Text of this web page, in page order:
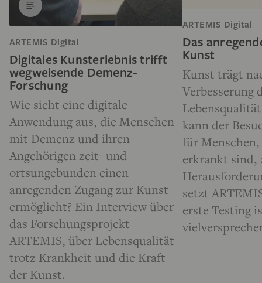
ARTEMIS Digital
Digitales Kunsterlebnis trifft
wegweisende Demenz-
Forschung
Wie sieht eine digitale
Anwendung aus, die Menschen
mit Demenz und ihren
Angehörigen zeit- und
ortsungebunden einen
anregenden Zugang zur Kunst
ermöglicht? Ein Interview über
das Forschungsprojekt
ARTEMIS, über Lebensqualität
trotz Krankheit und die Kraft
der Kunst.
ARTEMIS Digital
Das
Kunst
Kunst trägt
Verbesserung
kann der
für
erkrankt sind,
setzt
erste Testing